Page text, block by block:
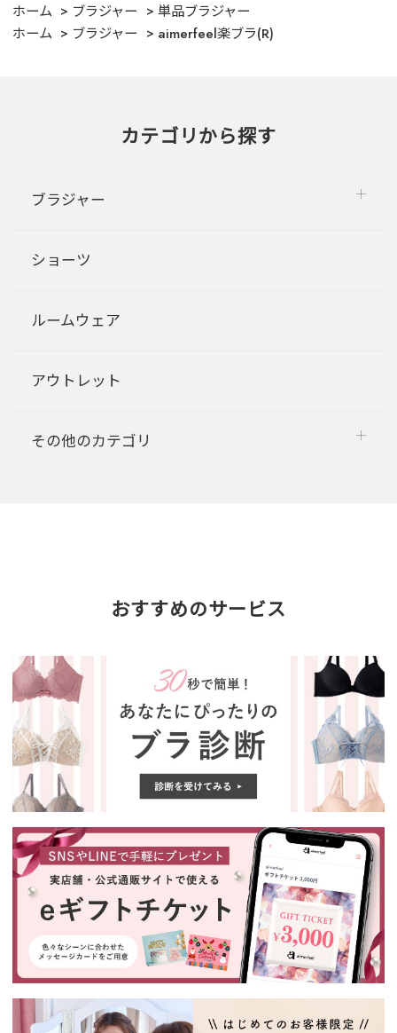
ホーム
ブラジャー
単品ブラジャー
ホーム
ブラジャー aimerfeel楽ブラ(R)
カテゴリから探す
ブラジャー
ショーツ
ルームウェア
アウトレット
その他のカテゴリ
おすすめのサービス